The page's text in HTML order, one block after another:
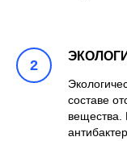
составе
вещества.